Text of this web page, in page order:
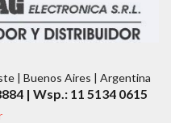
| Buenos Aires | Argentina
| Wsp.: 11 5134 0615